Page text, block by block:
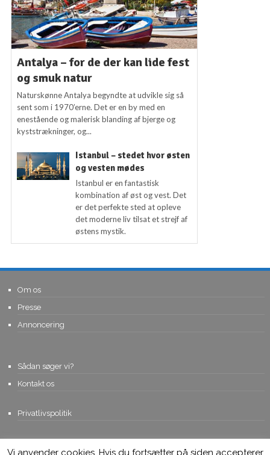
Antalya – for de der kan lide fest
og smuk natur
Naturskønne Antalya begyndte at udvikle sig så
sent som i 1970’erne. Det er en by med en
enestående og malerisk blanding af bjerge og
kyststrækninger, og...
Istanbul – stedet hvor østen
og vesten mødes
Istanbul er en fantastisk
kombination af øst og vest. Det
er det perfekte sted at opleve
det moderne liv tilsat et strejf af
østens mystik.
Om os
Presse
Annoncering
Sådan søger vi?
Kontakt os
Privatlivspolitik
Vi anvender cookies. Hvis du fortsætter på siden accepterer